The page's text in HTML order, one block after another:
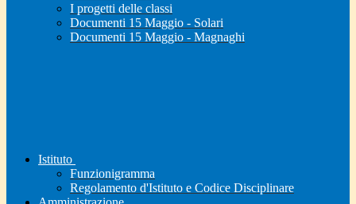
I progetti delle classi
Documenti 15 Maggio - Solari
Documenti 15 Maggio - Magnaghi
Istituto
Funzionigramma
Regolamento d'Istituto e Codice Disciplinare